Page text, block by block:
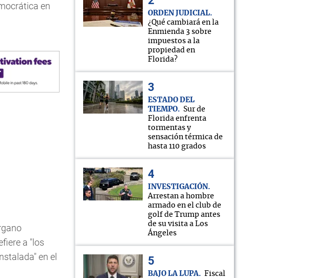
en
a "los
en el
ORDEN JUDICIAL
¿Qué cambiará en la
Enmienda 3 sobre
impuestos a la
propiedad en
Florida?
ESTADO DEL
TIEMPO
Sur de
Florida enfrenta
tormentas y
sensación térmica de
hasta 110 grados
INVESTIGACIÓN
Arrestan a hombre
armado en el club de
golf de Trump antes
de su visita a Los
Ángeles
BAJO LA LUPA
Fiscal